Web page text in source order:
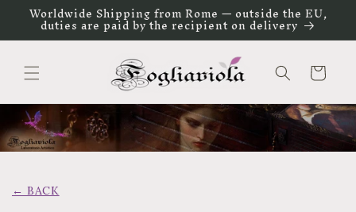
direttamente
ai contenuti
Worldwide Shipping from Rome — outside the EU,
duties are paid by the recipient on delivery
Carrello
← BACK